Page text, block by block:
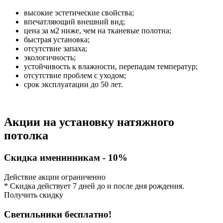
высокие эстетические свойства;
впечатляющий внешний вид;
цена за м2 ниже, чем на тканевые полотна;
быстрая установка;
отсутствие запаха;
экологичность;
устойчивость к влажности, перепадам температур;
отсутствие проблем с уходом;
срок эксплуатации до 50 лет.
Акции на установку натяжного
потолка
Скидка именинникам - 10%
Действие акции ограниченно
* Скидка действует 7 дней до и после дня рождения.
Получить скидку
Светильники бесплатно!